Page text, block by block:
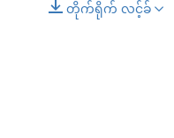
တိုက်ရိုက် လင့်ခ်